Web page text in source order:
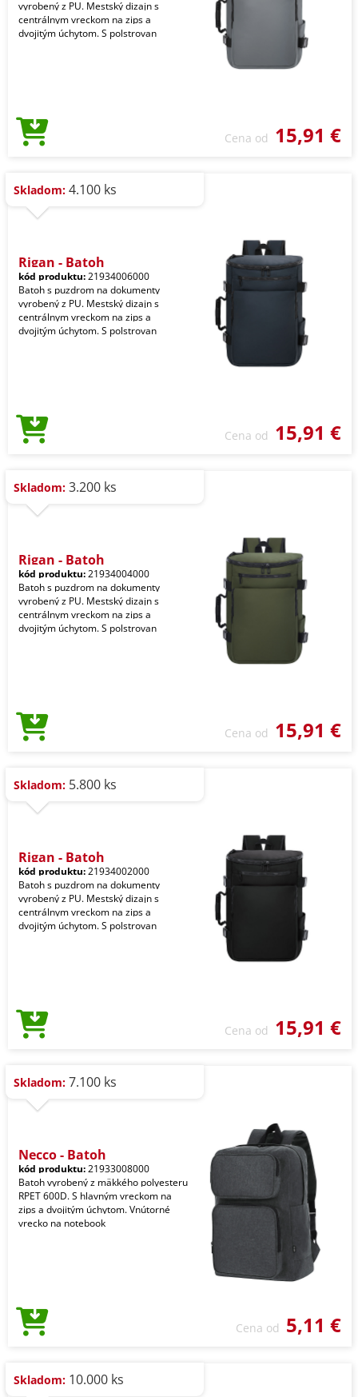
vyrobený z PU. Mestský dizajn s
centrálnym vreckom na zips a
dvojitým úchytom. S polstrovan
Cena od 15,91 €
Skladom: 4.100 ks
Rigan - Batoh
kód produktu:21934006000
Batoh s puzdrom na dokumenty
vyrobený z PU. Mestský dizajn s
centrálnym vreckom na zips a
dvojitým úchytom. S polstrovan
Cena od 15,91 €
Skladom: 3.200 ks
Rigan - Batoh
kód produktu:21934004000
Batoh s puzdrom na dokumenty
vyrobený z PU. Mestský dizajn s
centrálnym vreckom na zips a
dvojitým úchytom. S polstrovan
Cena od 15,91 €
Skladom: 5.800 ks
Rigan - Batoh
kód produktu:21934002000
Batoh s puzdrom na dokumenty
vyrobený z PU. Mestský dizajn s
centrálnym vreckom na zips a
dvojitým úchytom. S polstrovan
Cena od 15,91 €
Skladom: 7.100 ks
Necco - Batoh
kód produktu:21933008000
Batoh vyrobený z mäkkého polyesteru
RPET 600D. S hlavným vreckom na
zips a dvojitým úchytom. Vnútorné
vrecko na notebook
Cena od 5,11 €
Skladom: 10.000 ks